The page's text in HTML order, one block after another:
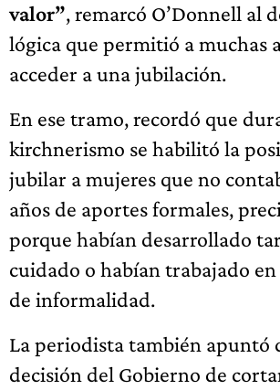
valor”, remarcó O’Donnell al
lógica que permitió a muchas
acceder a una jubilación.
En ese tramo, recordó que
kirchnerismo se habilitó la
jubilar a mujeres que no
años de aportes formales,
porque habían desarrollado
cuidado o habían trabajado
de informalidad.
La periodista también apuntó
decisión del Gobierno de